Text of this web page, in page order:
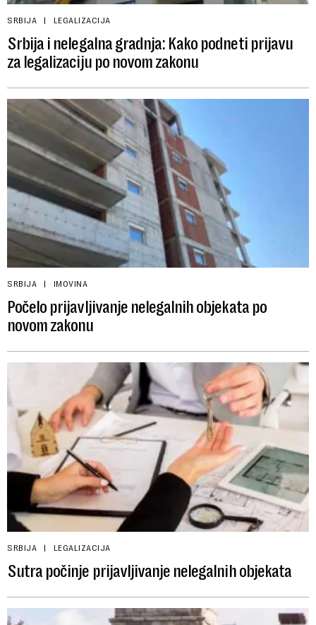
SRBIJA LEGALIZACIJA
Srbija i nelegalna gradnja: Kako podneti prijavu
za legalizaciju po novom zakonu
SRBIJA IMOVINA
Počelo prijavljivanje nelegalnih objekata po
novom zakonu
SRBIJA LEGALIZACIJA
Sutra počinje prijavljivanje nelegalnih objekata